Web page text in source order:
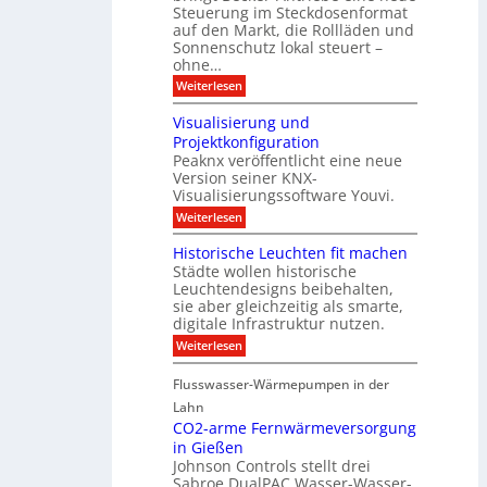
n
u
E
n
e
:
D
a
t
e
n
a
n
a
l
y
s
e
d
i
r
e
k
t
i
n
d
e
r
n
r
a
s
t
r
a
r
e
r
C
o
n
t
o
l
l
e
r
m
t
K
N
X
-
I
n
t
g
a
t
i
o
Steuerung im Steckdosenformat
auf den Markt, die Rollläden und
Sonnenschutz lokal steuert –
ohne…
Weiterlesen:
S
e
u
e
r
u
n
g
f
ü
r
S
o
n
n
e
n
c
t
z
Visualisierung und
Projektkonfiguration
Peaknx veröffentlicht eine neue
Version seiner KNX-
Visualisierungssoftware Youvi.
Weiterlesen:
V
s
u
a
l
i
s
i
e
r
g
u
n
d
Historische Leuchten fit machen
Städte wollen historische
Leuchtendesigns beibehalten,
sie aber gleichzeitig als smarte,
digitale Infrastruktur nutzen.
Weiterlesen:
H
s
r
i
s
c
Flusswasser-Wärmepumpen in der
Lahn
CO2-arme Fernwärmeversorgung
in Gießen
Johnson Controls stellt drei